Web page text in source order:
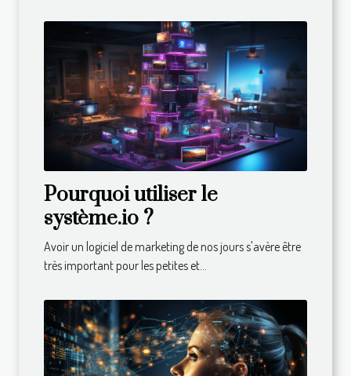
Pourquoi utiliser le
système.io ?
Avoir un logiciel de marketing de nos jours s'avère être
très important pour les petites et...